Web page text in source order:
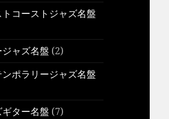
トコーストジャズ名盤
ャズ名盤 (2)
ンポラリージャズ名盤
ギター名盤 (7)